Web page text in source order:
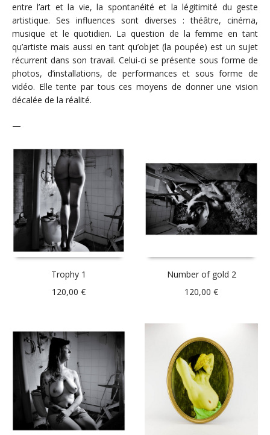
entre l’art et la vie, la spontanéité et la légitimité du geste
artistique. Ses influences sont diverses : théâtre, cinéma,
musique et le quotidien. La question de la femme en tant
qu’artiste mais aussi en tant qu’objet (la poupée) est un sujet
récurrent dans son travail. Celui-ci se présente sous forme de
photos, d’installations, de performances et sous forme de
vidéo. Elle tente par tous ces moyens de donner une vision
décalée de la réalité.
—
Trophy 1
120,00 €
Number of gold 2
120,00€